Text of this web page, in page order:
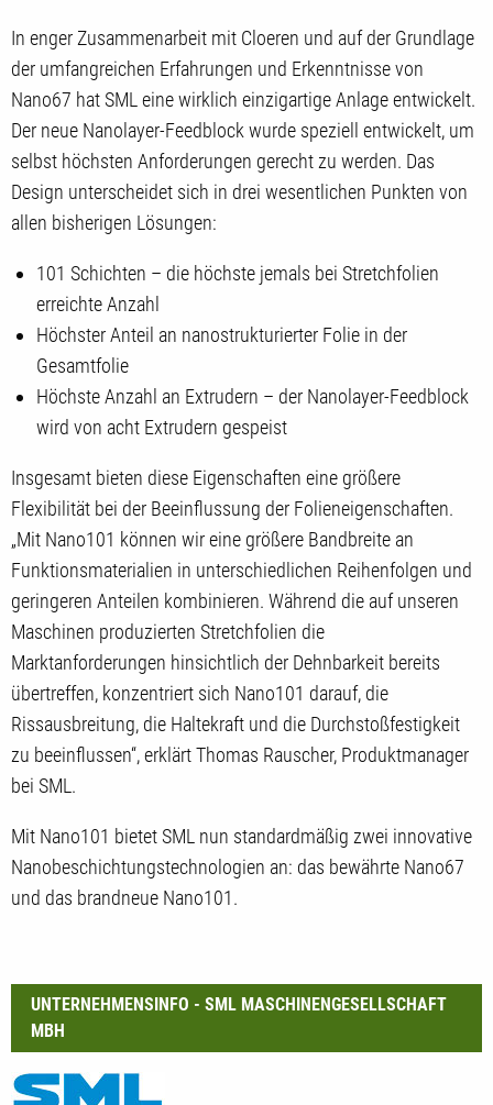
In enger Zusammenarbeit mit Cloeren und auf der Grundlage
der umfangreichen Erfahrungen und Erkenntnisse von
Nano67 hat SML eine wirklich einzigartige Anlage entwickelt.
Der neue Nanolayer-Feedblock wurde speziell entwickelt, um
selbst höchsten Anforderungen gerecht zu werden. Das
Design unterscheidet sich in drei wesentlichen Punkten von
allen bisherigen Lösungen:
101 Schichten – die höchste jemals bei Stretchfolien
erreichte Anzahl
Höchster Anteil an nanostrukturierter Folie in der
Gesamtfolie
Höchste Anzahl an Extrudern – der Nanolayer-Feedblock
wird von acht Extrudern gespeist
Insgesamt bieten diese Eigenschaften eine größere
Flexibilität bei der Beeinflussung der Folieneigenschaften.
„Mit Nano101 können wir eine größere Bandbreite an
Funktionsmaterialien in unterschiedlichen Reihenfolgen und
geringeren Anteilen kombinieren. Während die auf unseren
Maschinen produzierten Stretchfolien die
Marktanforderungen hinsichtlich der Dehnbarkeit bereits
übertreffen, konzentriert sich Nano101 darauf, die
Rissausbreitung, die Haltekraft und die Durchstoßfestigkeit
zu beeinflussen“, erklärt Thomas Rauscher, Produktmanager
bei SML.
Mit Nano101 bietet SML nun standardmäßig zwei innovative
Nanobeschichtungstechnologien an: das bewährte Nano67
und das brandneue Nano101.
UNTERNEHMENSINFO - SML MASCHINENGESELLSCHAFT
MBH